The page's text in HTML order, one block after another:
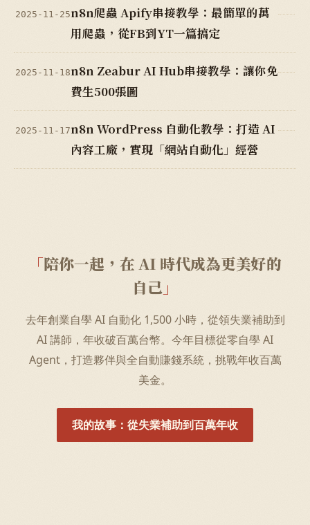
2025-11-25n8n爬蟲 Apify串接教學：最簡單的萬
用爬蟲，從FB到YT一篇搞定
2025-11-18n8n Zeabur AI Hub串接教學：讓你免
費生500張圖
2025-11-17n8n WordPress 自動化教學：打造 AI
內容工廠，實現「網站自動化」經營
陪你一起，在 AI 時代成為更美好的
自己
去年創業自學 AI 自動化 1,500 小時，從領失業補助到
AI 講師，年收破百萬台幣。今年目標從零自學 AI
Agent，打造夥伴與全自動賺錢系統，挑戰年收百萬
美金。
我的故事：從失業補助到百萬年收